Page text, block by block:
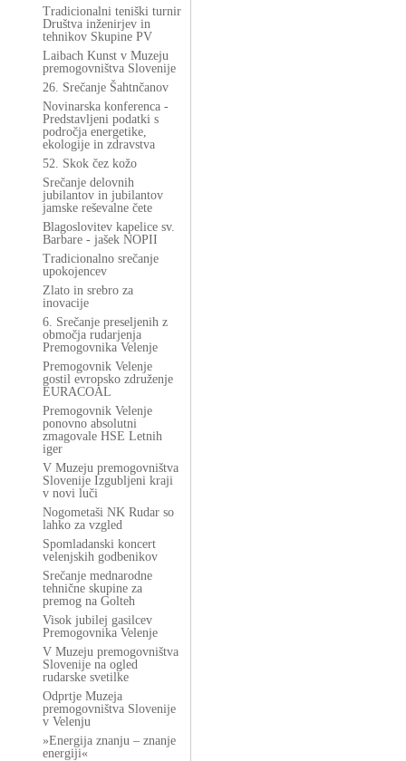
Tradicionalni teniški turnir
Društva inženirjev in
tehnikov Skupine PV
Laibach Kunst v Muzeju
premogovništva Slovenije
26. Srečanje Šahtnčanov
Novinarska konferenca -
Predstavljeni podatki s
področja energetike,
ekologije in zdravstva
52. Skok čez kožo
Srečanje delovnih
jubilantov in jubilantov
jamske reševalne čete
Blagoslovitev kapelice sv.
Barbare - jašek NOPII
Tradicionalno srečanje
upokojencev
Zlato in srebro za
inovacije
6. Srečanje preseljenih z
območja rudarjenja
Premogovnika Velenje
Premogovnik Velenje
gostil evropsko združenje
EURACOAL
Premogovnik Velenje
ponovno absolutni
zmagovale HSE Letnih
iger
V Muzeju premogovništva
Slovenije Izgubljeni kraji
v novi luči
Nogometaši NK Rudar so
lahko za vzgled
Spomladanski koncert
velenjskih godbenikov
Srečanje mednarodne
tehnične skupine za
premog na Golteh
Visok jubilej gasilcev
Premogovnika Velenje
V Muzeju premogovništva
Slovenije na ogled
rudarske svetilke
Odprtje Muzeja
premogovništva Slovenije
v Velenju
»Energija znanju – znanje
energiji«